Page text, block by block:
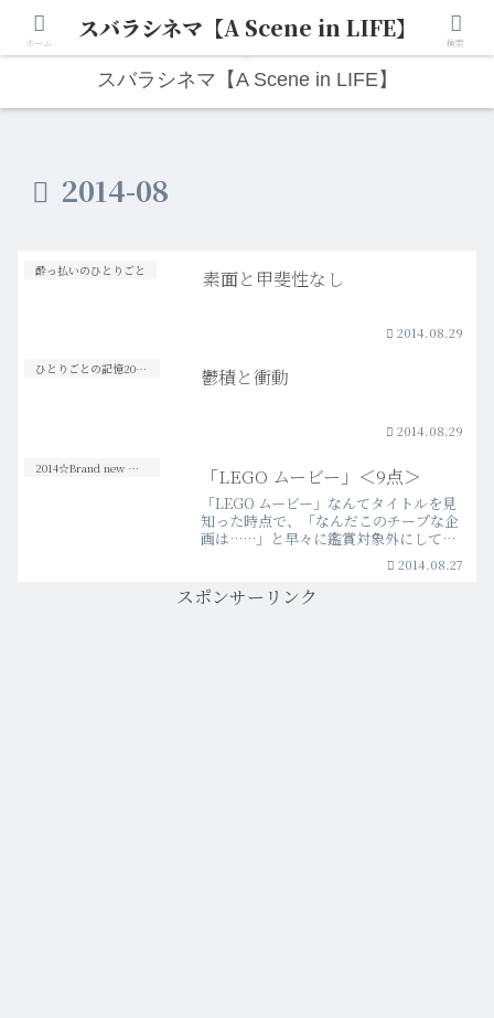
人生は“ひとりごと”から始まる。映画と写真と日々のこと。
スバラシネマ【A Scene in LIFE】
2014-08
酔っ払いのひとりごと 素面と甲斐性なし
2014.08.29
ひとりごとの記憶20s-30s 鬱積と衝動
2014.08.29
2014☆Brand new Movies 「LEGO ムービー」＜9点＞
「LEGO ムービー」なんてタイトルを見
知った時点で、「なんだこのチープな企
画は……」と早々に鑑賞対象外にしてし
まったことを激しく後悔しなければなら
なかった。子ども時代の僕が、“LEGO
派”ではなく、“ダイヤブロック派”だった
から……という…more
2014.08.27
スポンサーリンク
ホーム スバラシネマ【A Scene in LIFE】 検索